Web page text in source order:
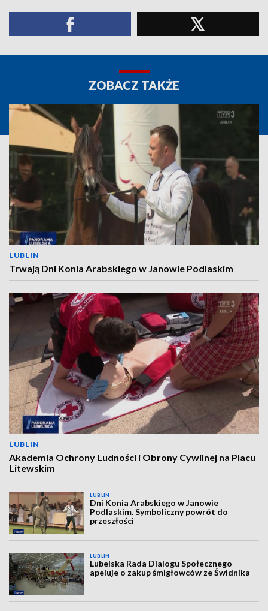
ZOBACZ TAKŻE
LUBLIN
Trwają Dni Konia Arabskiego w Janowie Podlaskim
LUBLIN
Akademia Ochrony Ludności i Obrony Cywilnej na Placu
Litewskim
LUBLIN
Dni Konia Arabskiego w Janowie
Podlaskim. Symboliczny powrót do
przeszłości
LUBLIN
Lubelska Rada Dialogu Społecznego
apeluje o zakup śmigłowców ze Świdnika